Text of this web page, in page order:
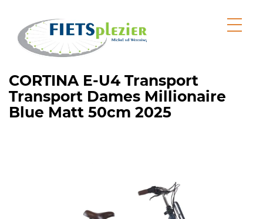
CORTINA E-U4 Transport
Transport Dames Millionaire
Blue Matt 50cm 2025